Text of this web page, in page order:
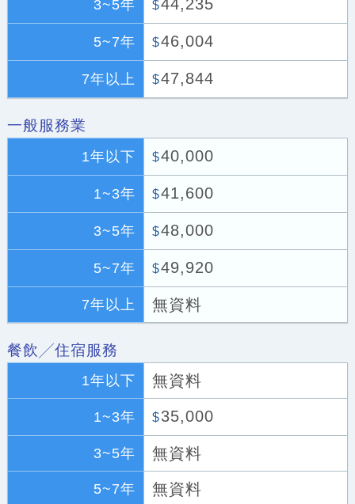
3~5年 $44,235
5~7年 $46,004
7年以上 $47,844
一般服務業
1年以下 $40,000
1~3年 $41,600
3~5年 $48,000
5~7年 $49,920
7年以上 無資料
餐飲╱住宿服務
1年以下 無資料
1~3年 $35,000
3~5年 無資料
5~7年 無資料